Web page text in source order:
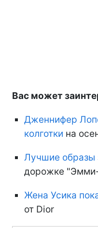
Вас может
Дженнифер
колготки на
Лучшие образы
дорожке
Жена Усика
от Dior